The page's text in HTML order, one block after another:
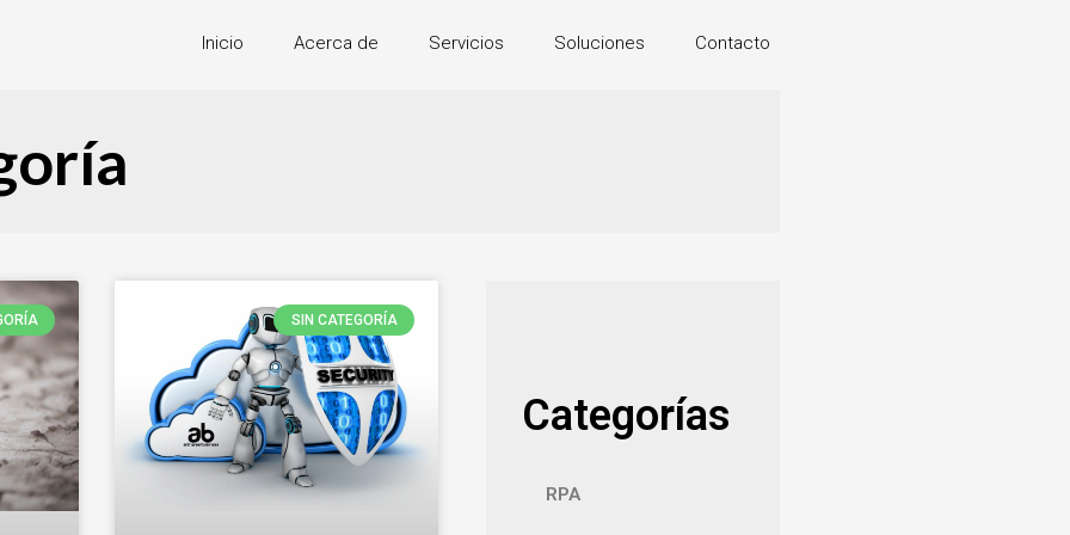
Inicio Acerca de Servicios Soluciones Contacto
SIN CATEGORÍA
Categorías
RPA